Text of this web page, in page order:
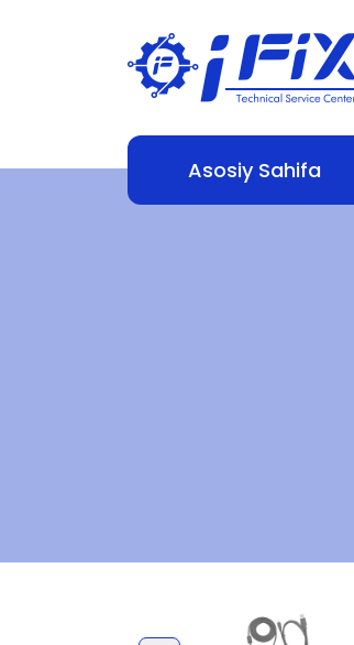
Asosiy Sahifa